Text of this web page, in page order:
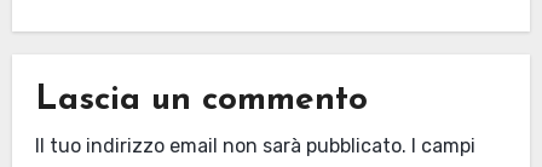
Lascia un commento
Il tuo indirizzo email non sarà pubblicato.
I campi